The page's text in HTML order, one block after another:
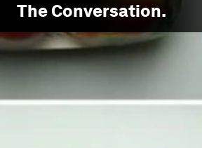
The Conversation.